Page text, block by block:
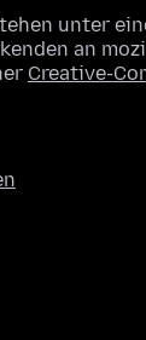
unter
an
Creative-